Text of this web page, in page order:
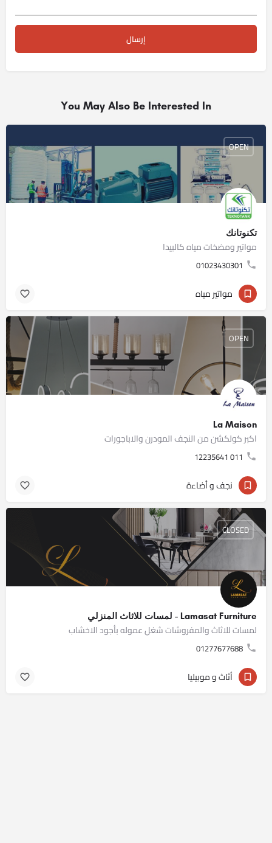
You May Also Be Interested In
تكنوتانك
مواتير ومضخات مياه كالبيدا
01023430301
OPEN
مواتير مياه
La Maison
اكبر كولكشن من النجف المودرن والاباجورات
011 12235641
OPEN
نجف و أضاءة
Lamasat Furniture - لمسات للاثاث المنزلي
لمسات للاثاث والمفروشات شغل عموله بأجود الاخشاب
01277677688
CLOSED
أثاث و موبيليا